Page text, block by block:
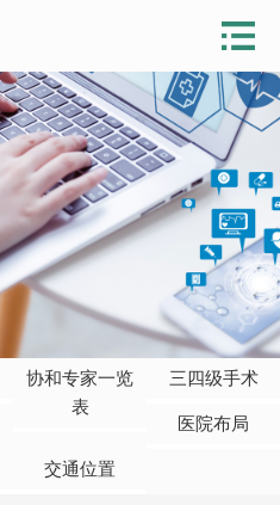
协和专家一览
表
三四级手术
医院布局
交通位置